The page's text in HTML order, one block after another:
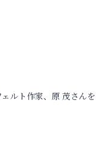
ルト作家、原 茂さん